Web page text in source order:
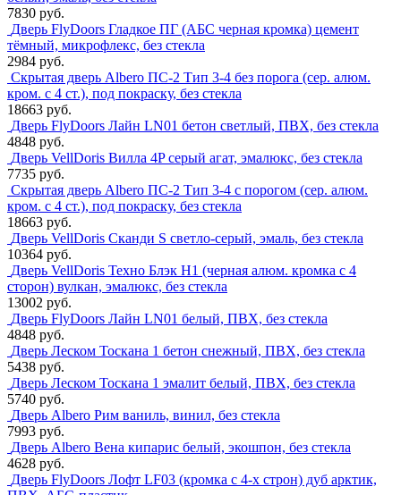
7830 руб.
Дверь FlyDoors Гладкое ПГ (АБС черная кромка) цемент
тёмный, микрофлекс, без стекла
2984 руб.
Скрытая дверь Albero ПС-2 Тип 3-4 без порога (сер. алюм.
кром. с 4 ст.), под покраску, без стекла
18663 руб.
Дверь FlyDoors Лайн LN01 бетон светлый, ПВХ, без стекла
4848 руб.
Дверь VellDoris Вилла 4P серый агат, эмалюкс, без стекла
7735 руб.
Скрытая дверь Albero ПС-2 Тип 3-4 с порогом (сер. алюм.
кром. с 4 ст.), под покраску, без стекла
18663 руб.
Дверь VellDoris Сканди S светло-серый, эмаль, без стекла
10364 руб.
Дверь VellDoris Техно Блэк H1 (черная алюм. кромка с 4
сторон) вулкан, эмалюкс, без стекла
13002 руб.
Дверь FlyDoors Лайн LN01 белый, ПВХ, без стекла
4848 руб.
Дверь Леском Тоскана 1 бетон снежный, ПВХ, без стекла
5438 руб.
Дверь Леском Тоскана 1 эмалит белый, ПВХ, без стекла
5740 руб.
Дверь Albero Рим ваниль, винил, без стекла
7993 руб.
Дверь Albero Вена кипарис белый, экошпон, без стекла
4628 руб.
Дверь FlyDoors Лофт LF03 (кромка с 4-х строн) дуб арктик,